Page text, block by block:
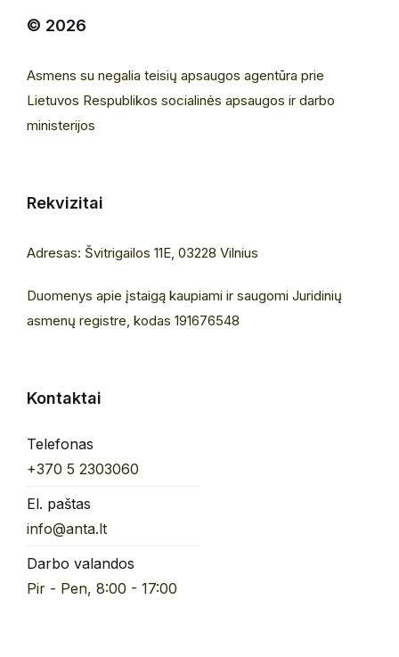
© 2026
Asmens su negalia teisių apsaugos agentūra prie
Lietuvos Respublikos socialinės apsaugos ir darbo
ministerijos
Rekvizitai
Adresas: Švitrigailos 11E, 03228 Vilnius
Duomenys apie įstaigą kaupiami ir saugomi Juridinių
asmenų registre, kodas 191676548
Kontaktai
Telefonas
+370 5 2303060
El. paštas
info@anta.lt
Darbo valandos
Pir - Pen, 8:00 - 17:00